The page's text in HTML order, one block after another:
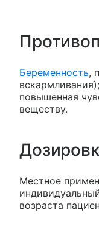
Беременность,
повышенная
веществу.
Местное
возраста